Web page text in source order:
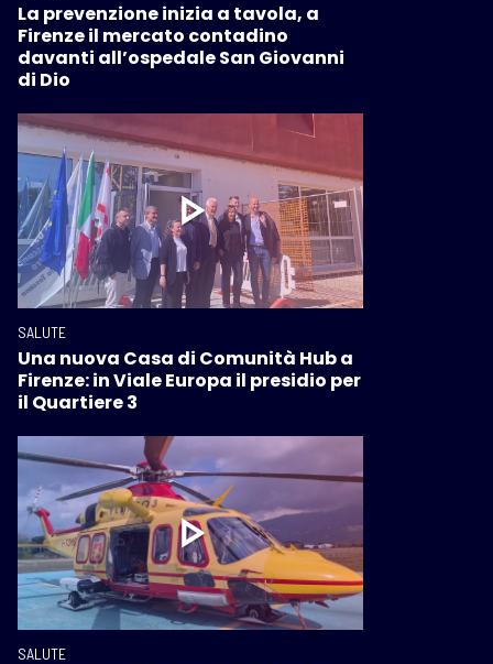
La prevenzione inizia a tavola, a
Firenze il mercato contadino
davanti all’ospedale San Giovanni
di Dio
SALUTE
Una nuova Casa di Comunità Hub a
Firenze: in Viale Europa il presidio per
il Quartiere 3
SALUTE